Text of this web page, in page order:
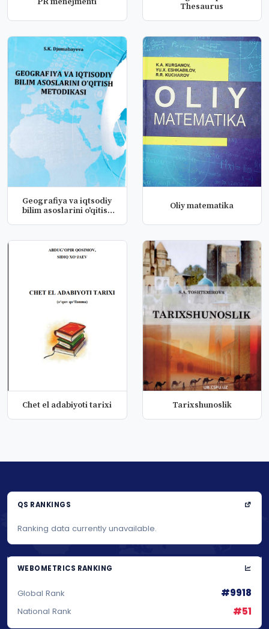
Thesaurus
Geografiya va iqtsodiy
bilim asoslarini o'qitish
Oliy matematika
Chet el adabiyoti tarixi Tarixshunoslik
QS RANKINGS
Ranking data currently unavailable.
WEBOMETRICS RANKING
Global Rank #9918
National Rank #51